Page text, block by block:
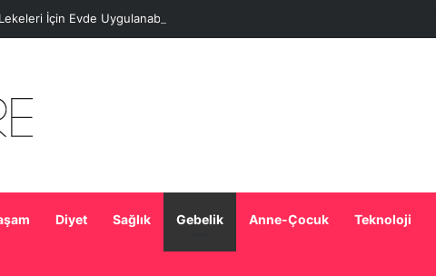
İçin Evde Uygulanabilecek Basit Maskeler
Diyet Sağlık Gebelik Anne-Çocuk Teknoloji